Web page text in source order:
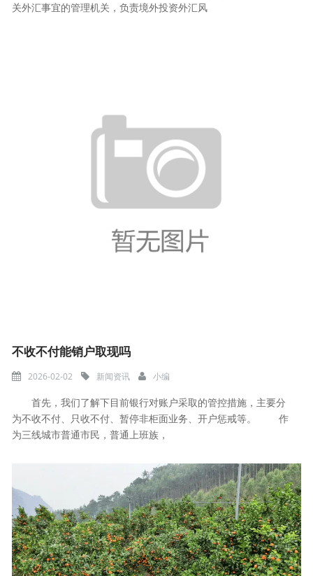
关外汇事宜的管理机关，负责境外投资外汇风
不收不付能销户取现吗
2026-02-02 新闻资讯 小编
首先，我们了解下目前银行对账户采取的管控措施，主要分
为不收不付、只收不付、暂停非柜面业务、开户惩戒等。 作
为三线城市普通市民，普通上班族，